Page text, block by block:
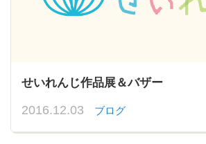
せいれんじ作品展＆バザー
2016.12.03 ブログ